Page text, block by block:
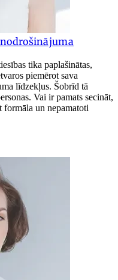
tika paplašinātas,
piemērot sava
līdzekļus. Šobrīd tā
Vai ir pamats secināt,
formāla un nepamatoti